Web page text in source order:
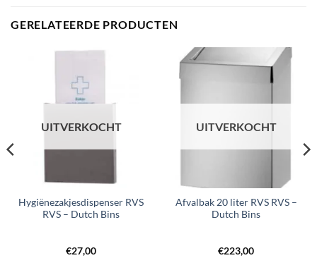
GERELATEERDE PRODUCTEN
UITVERKOCHT
Hygiënezakjesdispenser RVS
RVS – Dutch Bins
€27,00
UITVERKOCHT
Afvalbak 20 liter RVS RVS –
Dutch Bins
€223,00